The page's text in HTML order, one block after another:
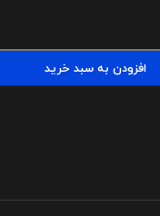
افزودن به سبد خرید